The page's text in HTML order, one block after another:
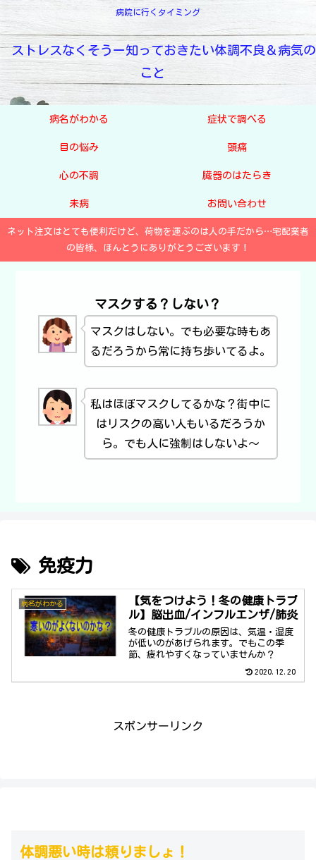
病院に行くタイミング
ストレスなくそうー知っておきたい体調不良＆病気の
こと
病名がわかる 症状で調べる
目の悩み 頭痛
心の不調 臓器のはたらき
未病 お問い合わせ
ネット注文はとても便利だけど、荷物を運ぶのは人の手だから…宅配業者
の皆様、ほんとうにありがとうございます！
マスクする？しない？
マスクはしない。でも必要な時もあ
るだろうから常に持ち歩いてるよ。
私はほぼマスクしてるかな？街中に
はリスクの高い人もいるだろうか
ら。でも人に強制はしないよ～
免疫力
病名がわかる
【気をつけよう！冬の健康トラブ
ル】脳出血/インフルエンザ/肺炎
冬の健康トラブルの原因は、気温・湿度
が低いのがあげられます。でもこの季
節、疲れやすくなっていませんか？
2020.12.20
スポンサーリンク
体調悪い時は頼りましょ！